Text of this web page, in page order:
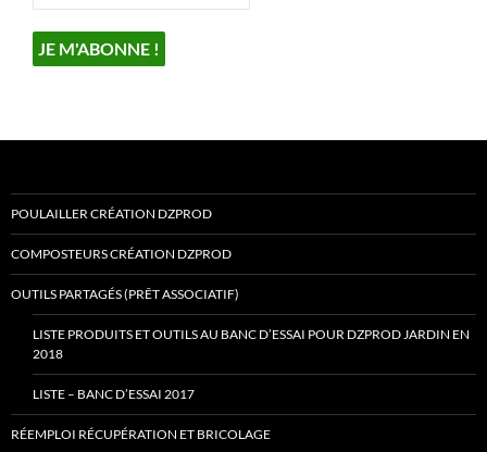
POULAILLER CRÉATION DZPROD
COMPOSTEURS CRÉATION DZPROD
OUTILS PARTAGÉS (PRÊT ASSOCIATIF)
LISTE PRODUITS ET OUTILS AU BANC D’ESSAI POUR DZPROD JARDIN EN
2018
LISTE – BANC D’ESSAI 2017
RÉEMPLOI RÉCUPÉRATION ET BRICOLAGE